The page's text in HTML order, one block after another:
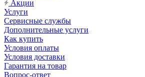
Акции
Услуги
Сервисные службы
Дополнительные услуги
Как купить
Условия оплаты
Условия доставки
Гарантия на товар
Вопрос-ответ